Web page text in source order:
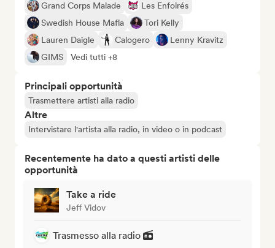
Grand Corps Malade
Les Enfoirés
Swedish House Mafia
Tori Kelly
Lauren Daigle
Calogero
Lenny Kravitz
GIMS
Vedi tutti +8
Principali opportunità
Trasmettere artisti alla radio
Altre
Intervistare l'artista alla radio, in video o in podcast
Recentemente ha dato a questi artisti delle
opportunità
Take a ride
Jeff Vidov
Trasmesso alla radio